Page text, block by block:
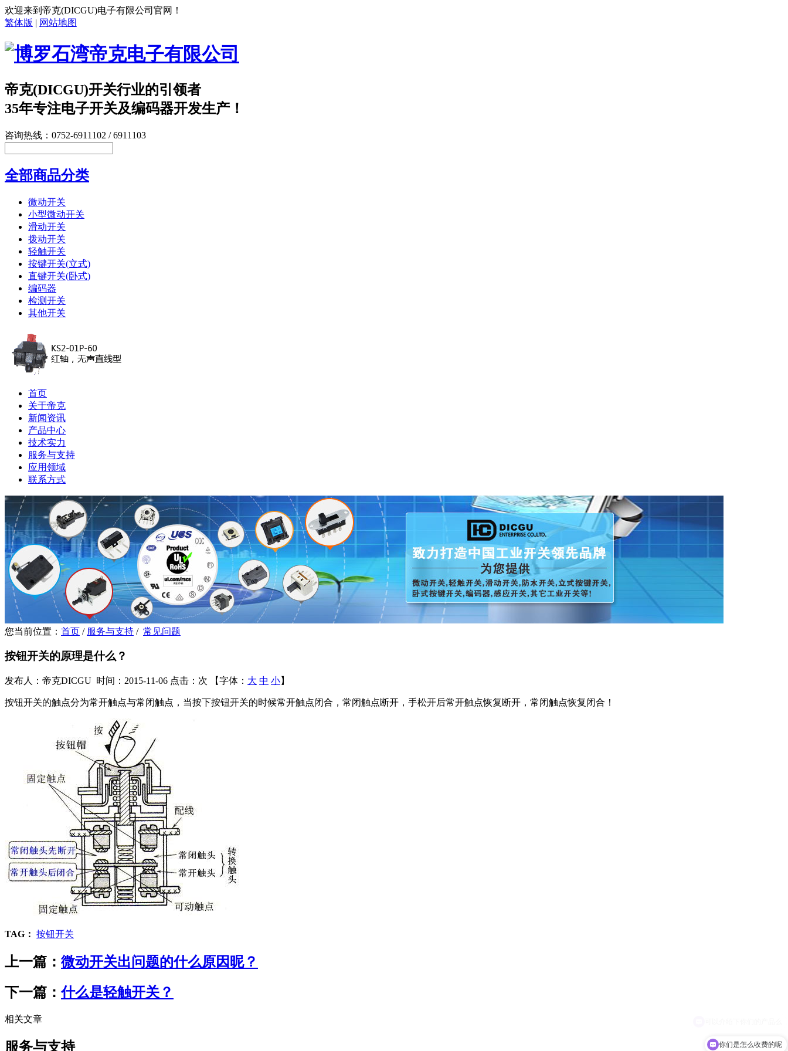
欢迎来到帝克(DICGU)电子有限公司官网！
繁体版 | 网站地图
帝克(DICGU)开关行业的引领者
35年专注电子开关及编码器开发生产！
咨询热线：0752-6911102 / 6911103
全部商品分类
微动开关
小型微动开关
滑动开关
拨动开关
轻触开关
按键开关(立式)
直键开关(卧式)
编码器
检测开关
其他开关
首页
关于帝克
新闻资讯
产品中心
技术实力
服务与支持
应用领域
联系方式
您当前位置： 首页 / 服务与支持 / 常见问题
按钮开关的原理是什么？
发布人：帝克DICGU 时间：2015-11-06 点击： 次 【字体： 大 中 小】
按钮开关的触点分为常开触点与常闭触点，当按下按钮开关的时候常开触点闭合，常闭触点断开，手松开后常开触点恢复断开，常闭触点恢复闭合！
TAG： 按钮开关
上一篇： 微动开关出问题的什么原因昵？
下一篇：什么是轻触开关？
相关文章
服务与支持 你们是怎么收费的呢